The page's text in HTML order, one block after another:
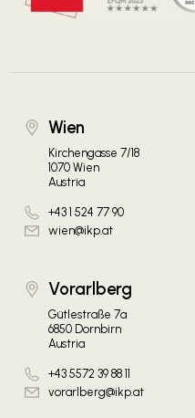
Wien
Kirchengasse 7/18
1070 Wien
Austria
+43 1 524 77 90
wien@ikp.at
Vorarlberg
Gütlestraße 7a
6850 Dornbirn
Austria
+43 5572 39 88 11
vorarlberg@ikp.at